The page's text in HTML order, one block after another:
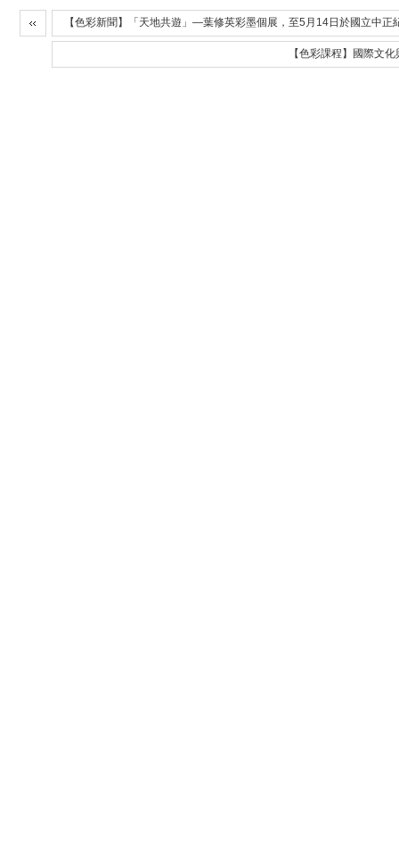
【色彩新聞】「天地共遊」—葉修英彩墨個展，至5月14日於國立中正
【色彩課程】國際文